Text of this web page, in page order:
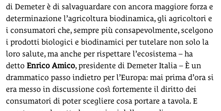
di Demeter è di salvaguardare con ancora maggiore forza e
determinazione l’agricoltura biodinamica, gli agricoltori e
i consumatori che, sempre più consapevolmente, scelgono
i prodotti biologici e biodinamici per tutelare non solo la
loro salute, ma anche per rispettare l’ecosistema – ha
detto Enrico Amico, presidente di Demeter Italia – È un
drammatico passo indietro per l’Europa: mai prima d’ora si
era messo in discussione così fortemente il diritto dei
consumatori di poter scegliere cosa portare a tavola. E